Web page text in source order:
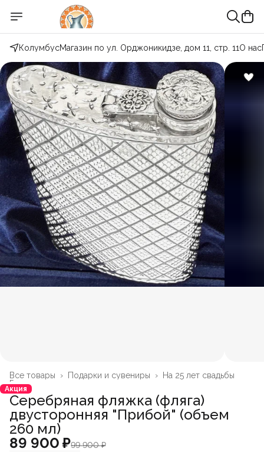
КолумбусМагазин по ул. Орджоникидзе, дом 11, стр. 11О нас
На 25 лет свадьбы
Подарки и сувениры ›
Все товары
›
Главная
Акция
Серебряная фляжка (фляга)
двусторонняя "Прибой" (объем
260 мл)
89 900 ₽99 900 ₽